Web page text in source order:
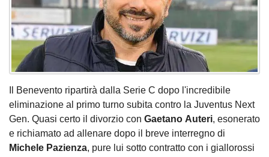
Il Benevento ripartirà dalla Serie C dopo l'incredibile
eliminazione al primo turno subita contro la Juventus Next
Gen. Quasi certo il divorzio con Gaetano Auteri, esonerato
e richiamato ad allenare dopo il breve interregno di
Michele Pazienza, pure lui sotto contratto con i giallorossi